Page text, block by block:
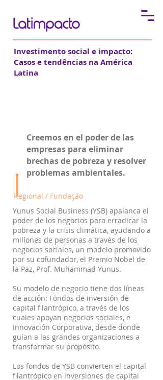
Investimento social e impacto:
Casos e tendências na América
Latina
Creemos en el poder de las
empresas para eliminar
brechas de pobreza y resolver
problemas ambientales.
Regional / Fundação
Yunus Social Business (YSB) apalanca el
poder de los negocios para erradicar la
pobreza y la crisis climática, ayudando a
millones de personas a través de los
negocios sociales, un modelo promovido
por su cofundador, el Premio Nobel de
la Paz, Prof. Muhammad Yunus.
Su modelo de negocio tiene dos líneas
de acción: Fondos de inversión de
capital filantrópico, a través de los
cuales apoyan negocios sociales, e
Innovación Corporativa, desde donde
guían a las grandes organizaciones a
transformar su propósito.
Los fondos de YSB convierten el capital
filantrópico en inversiones de capital